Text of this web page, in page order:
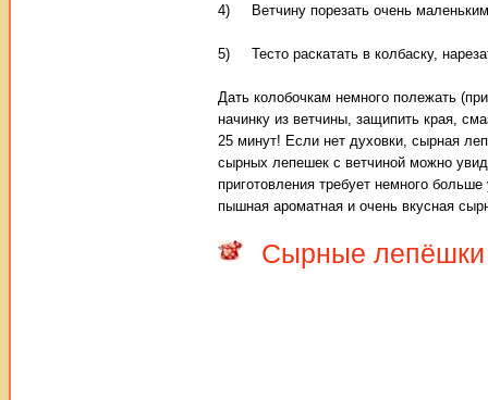
4) Ветчину порезать очень
5) Тесто раскатать в колбаску,
Дать колобочкам немного полежать
начинку из ветчины, защипить края,
25 минут! Если нет духовки, сырная
сырных лепешек с ветчиной можно
приготовления требует немного
пышная ароматная и очень вкусная
Сырные